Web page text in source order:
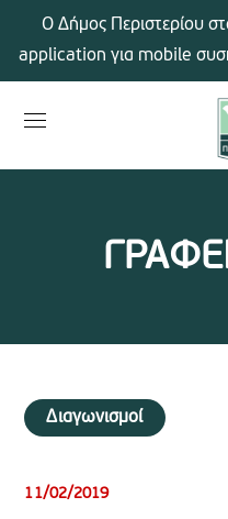
Διαγωνισμοί
11/02/2019
Ο Δήμος Περιστερίου
application για mobile